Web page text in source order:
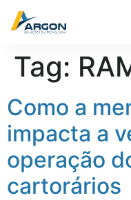
Tag:
Como a
impacta a
operação
cartorários